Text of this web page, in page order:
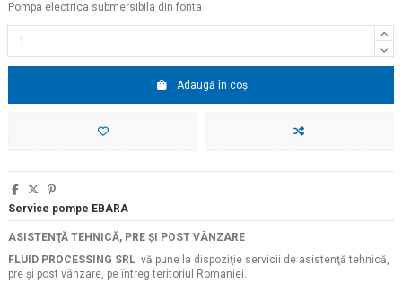
Pompa electrica submersibila din fonta
Adaugă în coș
Service pompe EBARA
ASISTENŢĂ TEHNICĂ, PRE ŞI POST VÂNZARE
FLUID PROCESSING SRL vă pune la dispoziţie servicii de asistenţă tehnică,
pre şi post vânzare, pe întreg teritoriul Romaniei.